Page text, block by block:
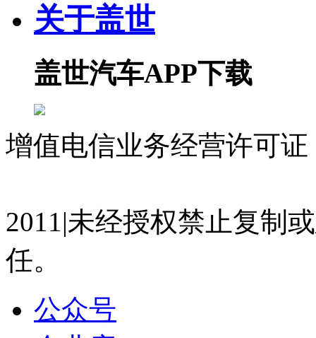
实拍速腾S&全新揽巡
宋超
2026-04-01 16:18
06:57
2026-03-27 18:01
宋超
2026-03-25 17:20
宋超
关于盖世
盖世汽车APP下载
增值电信业务经营许可
2011|未经授权禁止复制
任。
公众号